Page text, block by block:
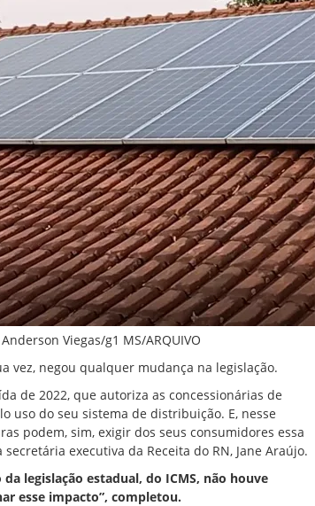
Viegas/g1 MS/ARQUIVO
vez, negou qualquer mudança na legislação.
de 2022, que autoriza as concessionárias de
uso do seu sistema de distribuição. E, nesse
podem, sim, exigir dos seus consumidores essa
executiva da Receita do RN, Jane Araújo.
legislação estadual, do ICMS, não houve
esse impacto”, completou.